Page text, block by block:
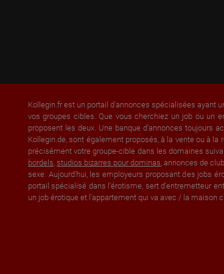
Kollegin.fr est un portail d'annonces spécialisées ayant
vos groupes cibles. Que vous cherchiez un job ou un
proposent les deux. Une banque d'annonces toujours
Kollegin.de, sont également proposés, à la vente ou à
précisément votre groupe-cible dans les domaines
bordels,studios bizarres pour dominas, annonces de
sexe. Aujourd'hui, les employeurs proposant des jobs
portail spécialisé dans l'érotisme, sert d'entremetteur
un job érotique et l'appartement qui va avec / la maison